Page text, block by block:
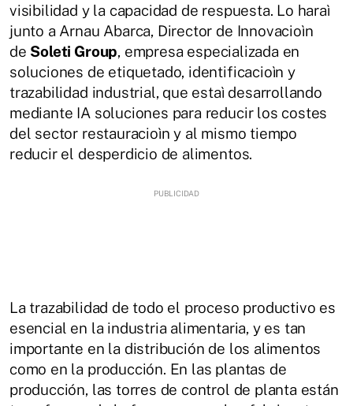
visibilidad y la capacidad de respuesta. Lo haraì
junto a Arnau Abarca, Director de Innovacioìn
de Soleti Group, empresa especializada en
soluciones de etiquetado, identificacioìn y
trazabilidad industrial, que estaì desarrollando
mediante IA soluciones para reducir los costes
del sector restauracioìn y al mismo tiempo
reducir el desperdicio de alimentos.
La trazabilidad de todo el proceso productivo es
esencial en la industria alimentaria, y es tan
importante en la distribución de los alimentos
como en la producción. En las plantas de
producción, las torres de control de planta están